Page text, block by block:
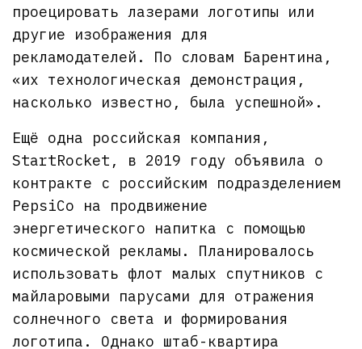
проецировать лазерами логотипы или
другие изображения для
рекламодателей. По словам Барентина,
«их технологическая демонстрация,
насколько известно, была успешной».
Ещё одна российская компания,
StartRocket, в 2019 году объявила о
контракте с российским подразделением
PepsiCo на продвижение
энергетического напитка с помощью
космической рекламы. Планировалось
использовать флот малых спутников с
майларовыми парусами для отражения
солнечного света и формирования
логотипа. Однако штаб-квартира